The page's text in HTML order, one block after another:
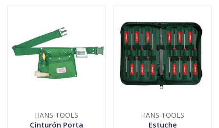
HANS TOOLS
Cinturón Porta
HANS TOOLS
Estuche